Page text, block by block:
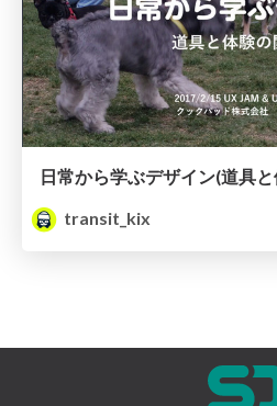
日常から学ぶデザイン(道具
transit_kix